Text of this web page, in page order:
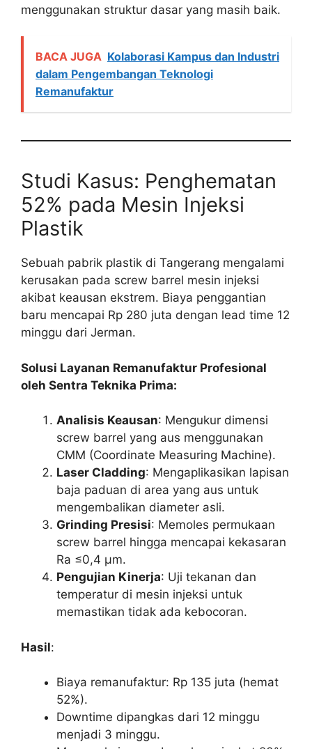
menggunakan struktur dasar yang masih baik.
BACA JUGA Kolaborasi Kampus dan Industri
dalam Pengembangan Teknologi
Remanufaktur
Studi Kasus: Penghematan
52% pada Mesin Injeksi
Plastik
Sebuah pabrik plastik di Tangerang mengalami
kerusakan pada screw barrel mesin injeksi
akibat keausan ekstrem. Biaya penggantian
baru mencapai Rp 280 juta dengan lead time 12
minggu dari Jerman.
Solusi Layanan Remanufaktur Profesional
oleh Sentra Teknika Prima:
Analisis Keausan: Mengukur dimensi
screw barrel yang aus menggunakan
CMM (Coordinate Measuring Machine).
Laser Cladding: Mengaplikasikan lapisan
baja paduan di area yang aus untuk
mengembalikan diameter asli.
Grinding Presisi: Memoles permukaan
screw barrel hingga mencapai kekasaran
Ra ≤0,4 μm.
Pengujian Kinerja: Uji tekanan dan
temperatur di mesin injeksi untuk
memastikan tidak ada kebocoran.
Hasil:
Biaya remanufaktur: Rp 135 juta (hemat
52%).
Downtime dipangkas dari 12 minggu
menjadi 3 minggu.